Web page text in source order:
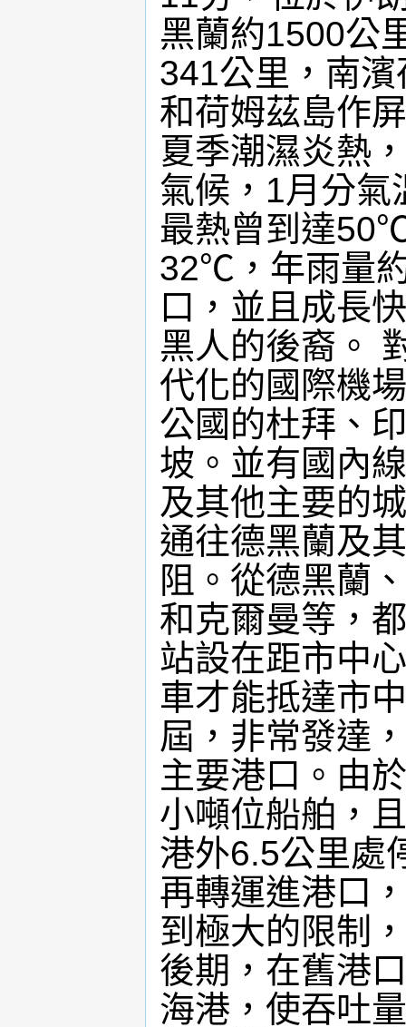
黑蘭約1500公
341公里，南
和荷姆茲島作
夏季潮濕炎熱
氣候，1月分
最熱曾到達
32℃，年雨量
口，並且成長
黑人的後裔。
代化的國際機
公國的杜拜、
坡。並有國內
及其他主要的
通往德黑蘭及
阻。從德黑蘭
和克爾曼等，
站設在距市中
車才能抵達市
屆，非常發達
主要港口。由
小噸位船舶，
港外6.5公里處
再轉運進港口
到極大的限制
後期，在舊港
海港，使吞吐